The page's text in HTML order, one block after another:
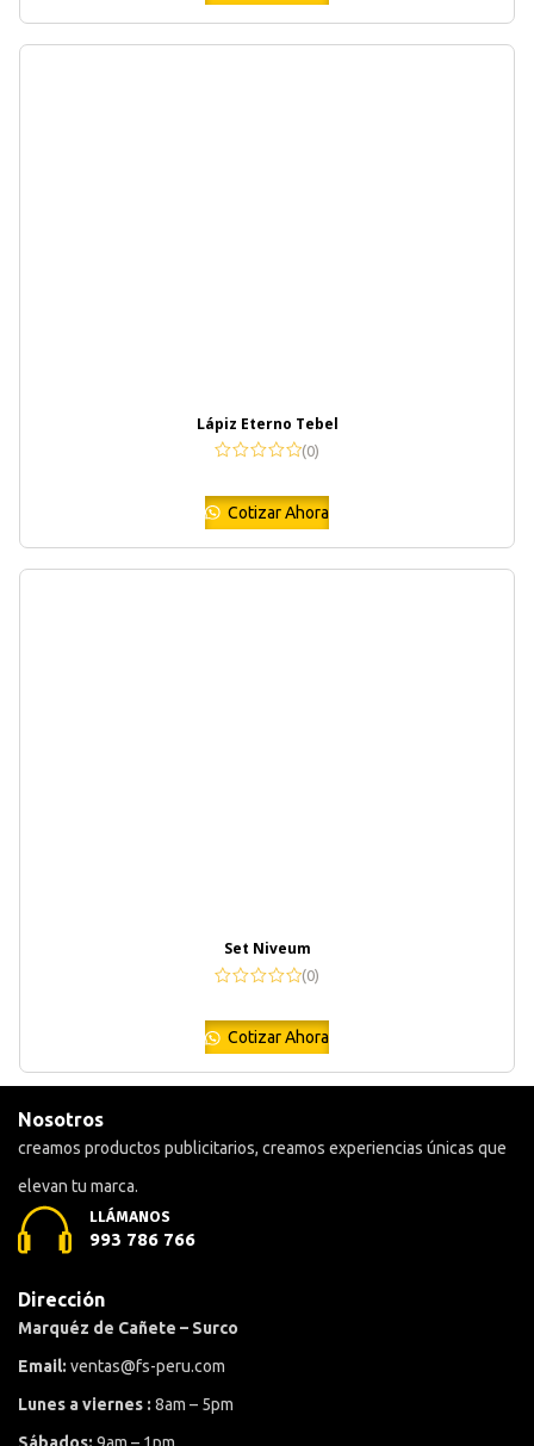
Lápiz Eterno Tebel
(0)
Cotizar Ahora
Set Niveum
(0)
Cotizar Ahora
Nosotros
creamos productos publicitarios, creamos experiencias únicas que
elevan tu marca.
LLÁMANOS
993 786 766
Dirección
Marquéz de Cañete – Surco
Email: ventas@fs-peru.com
Lunes a viernes : 8am – 5pm